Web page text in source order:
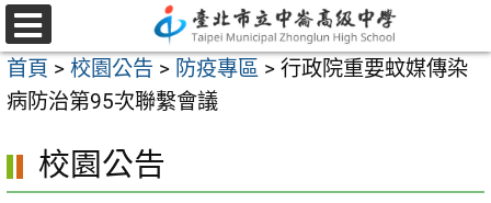
跳
至
主
要
容
選
單
首頁 > 校園公告 > 防疫專區 > 行政院重要蚊媒傳染
病防治第95次聯繫會議
校園公告